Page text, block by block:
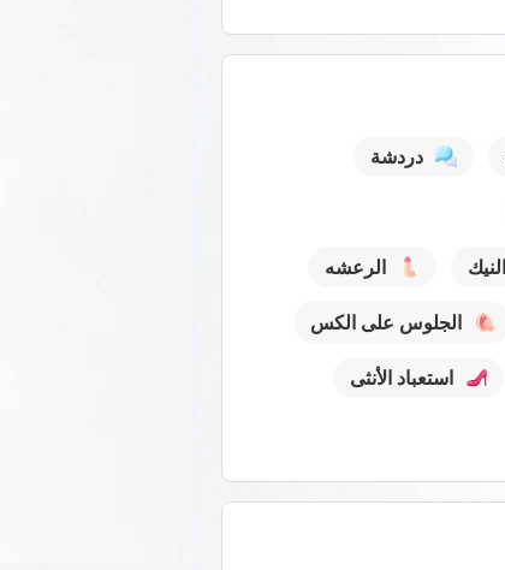
دردشة
النيك الرعشه
الجلوس على الكس
استعباد الأنثى